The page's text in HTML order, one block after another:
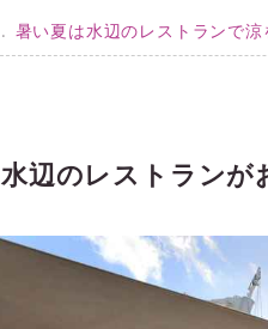
暑い夏は水辺のレストランで
水辺のレストランが